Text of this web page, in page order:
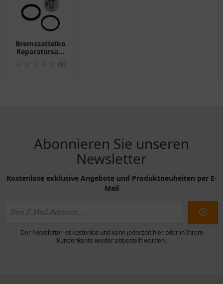
Bremssattelkolben
Reparatursatz
passend für:(0)
Abonnieren Sie unseren
Newsletter
Kostenlose exklusive Angebote und Produktneuheiten per E-
Mail
Der Newsletter ist kostenlos und kann jederzeit hier oder in Ihrem
Kundenkonto wieder abbestellt werden.